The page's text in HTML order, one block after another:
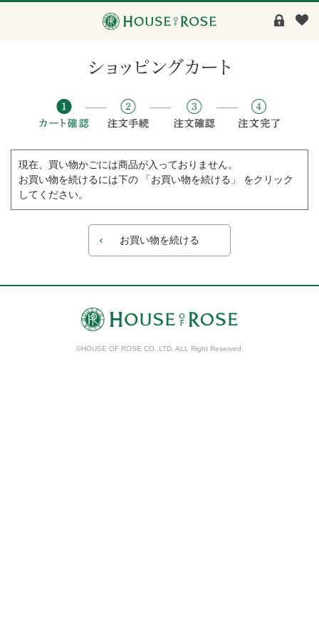
現在、買い物かごには商品が入っておりません。
お買い物を続けるには下の 「お買い物を続ける」 をクリック
してください。
お買い物を続ける
©HOUSE OF ROSE CO.,LTD. ALL Right Reserved.